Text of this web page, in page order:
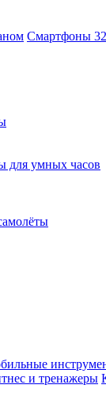
Смартфоны
для умных часов
и тренажеры